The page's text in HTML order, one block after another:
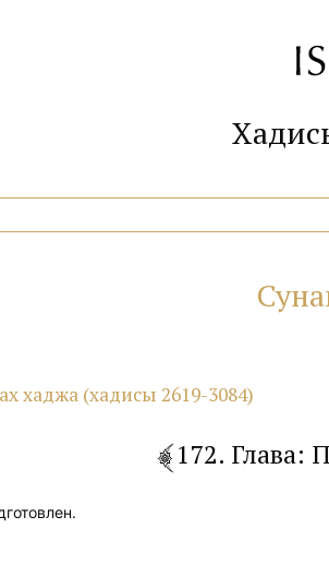
хаджа (хадисы 2619-3084)
172. Глава: